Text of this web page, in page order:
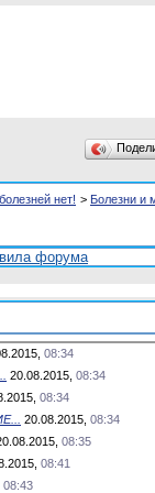
нет! > Болезни и
форума
08:34
20.08.2015, 08:34
08:34
20.08.2015, 08:34
08:35
08:41
08:43